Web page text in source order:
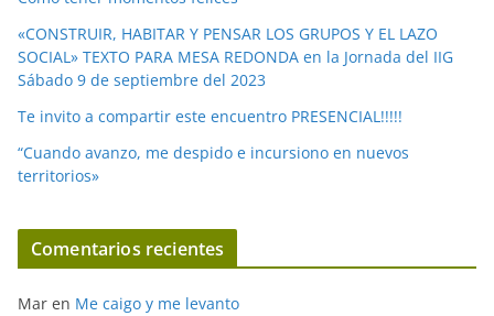
«CONSTRUIR, HABITAR Y PENSAR LOS GRUPOS Y EL LAZO
SOCIAL» TEXTO PARA MESA REDONDA en la Jornada del IIG
Sábado 9 de septiembre del 2023
Te invito a compartir este encuentro PRESENCIAL!!!!!
“Cuando avanzo, me despido e incursiono en nuevos
territorios»
Comentarios recientes
Mar en Me caigo y me levanto